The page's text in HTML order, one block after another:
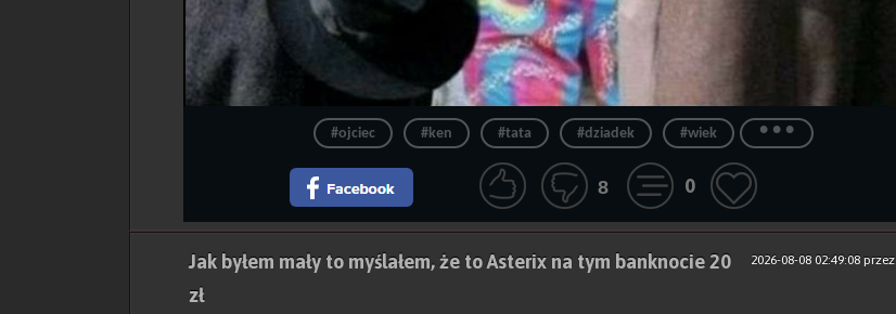
#ojciec #ken #tata #dziadek #wiek ...
8 0
2026-08-08 02:49:08przez
Jak byłem mały to myślałem, że to Asterix na tym banknocie 20
zł